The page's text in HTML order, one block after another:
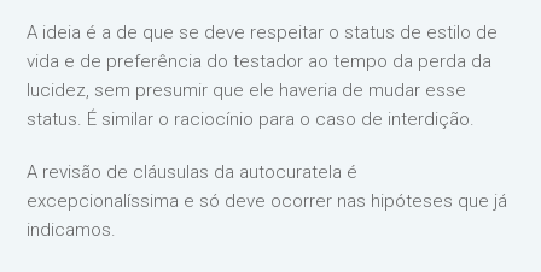
A ideia é a de que se deve respeitar o status de estilo de
vida e de preferência do testador ao tempo da perda da
lucidez, sem presumir que ele haveria de mudar esse
status. É similar o raciocínio para o caso de interdição.
A revisão de cláusulas da autocuratela é
excepcionalíssima e só deve ocorrer nas hipóteses que já
indicamos.